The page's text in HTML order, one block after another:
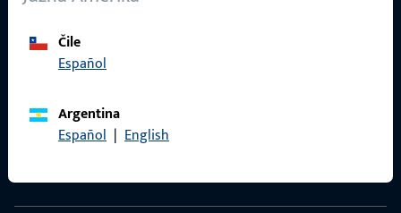
Čile
Español
Argentina
Español | English
Zaštita podataka